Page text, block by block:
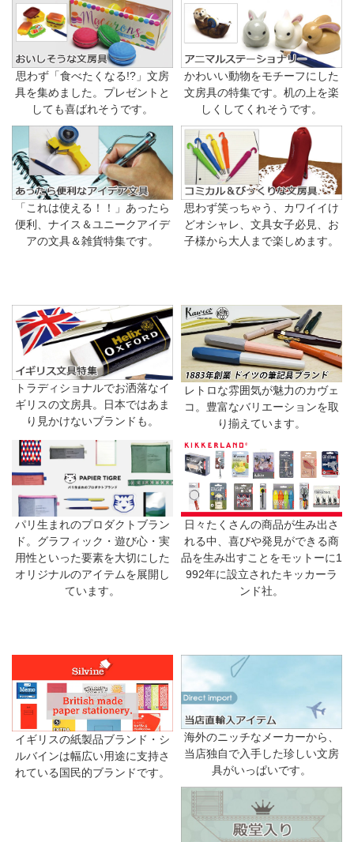
思わず「食べたくなる!?」文房
具を集めました。プレゼントと
しても喜ばれそうです。
かわいい動物をモチーフにした
文房具の特集です。机の上を楽
しくしてくれそうです。
「これは使える！！」あったら
便利、ナイス＆ユニークアイデ
アの文具＆雑貨特集です。
思わず笑っちゃう、カワイイけ
どオシャレ、文具女子必見、お
子様から大人まで楽しめます。
トラディショナルでお洒落なイ
ギリスの文房具。日本ではあま
り見かけないブランドも。
レトロな雰囲気が魅力のカヴェ
コ。豊富なバリエーションを取
り揃えています。
パリ生まれのプロダクトブラン
ド。グラフィック・遊び心・実
用性といった要素を大切にした
オリジナルのアイテムを展開し
ています。
日々たくさんの商品が生み出さ
れる中、喜びや発見ができる商
品を生み出すことをモットーに1
992年に設立されたキッカーラ
ンド社。
イギリスの紙製品ブランド・シ
ルバインは幅広い用途に支持さ
れている国民的ブランドです。
海外のニッチなメーカーから、
当店独自で入手した珍しい文房
具がいっぱいです。